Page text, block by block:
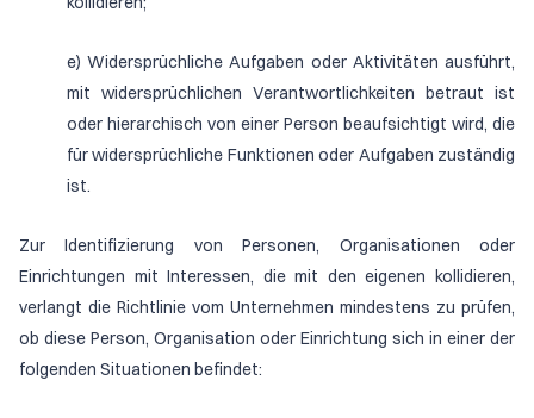
e) Widersprüchliche Aufgaben oder Aktivitäten ausführt,
mit widersprüchlichen Verantwortlichkeiten betraut ist
oder hierarchisch von einer Person beaufsichtigt wird, die
für widersprüchliche Funktionen oder Aufgaben zuständig
ist.
Zur Identifizierung von Personen, Organisationen oder
Einrichtungen mit Interessen, die mit den eigenen kollidieren,
verlangt die Richtlinie vom Unternehmen mindestens zu prüfen,
ob diese Person, Organisation oder Einrichtung sich in einer der
folgenden Situationen befindet: